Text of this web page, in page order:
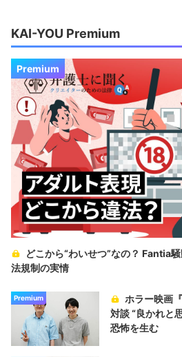
KAI-YOU Premium
Premium
どこから“わいせつ”なの？ Fantia
法規制の実情
Premium
ホラー映画
対談 “良かれと
恐怖を生む